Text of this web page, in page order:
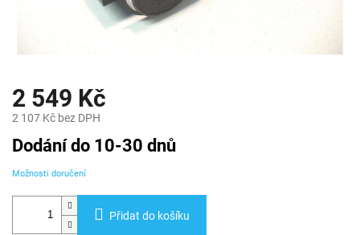
2 549 Kč
2 107 Kč bez DPH
Měrná
cena:
Dodání do 10-30 dnů
Možnosti doručení
Přidat do košíku